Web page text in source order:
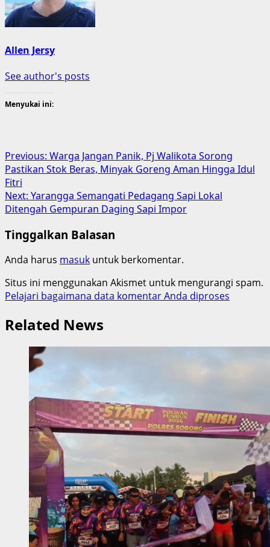
Allen Jersy
See author's posts
Menyukai ini:
Post
navigation
Previous: Warga Jangan Panik, Pj Walikota Sorong
Pastikan Stok Beras, Minyak Goreng Aman Hingga Idul
Fitri
Next: Yarangga Semangati Pedagang Sapi Lokal
Ditengah Gempuran Daging Sapi Impor
Tinggalkan Balasan
Anda harus masuk untuk berkomentar.
Situs ini menggunakan Akismet untuk mengurangi spam.
Pelajari bagaimana data komentar Anda diproses
Related News